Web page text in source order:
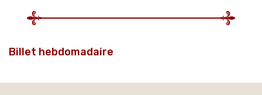
Billet hebdomadaire